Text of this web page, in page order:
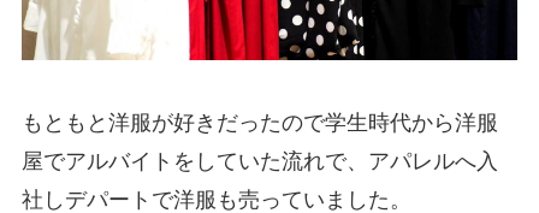
もともと洋服が好きだったので学生時代から洋服
屋でアルバイトをしていた流れで、アパレルへ入
社しデパートで洋服も売っていました。